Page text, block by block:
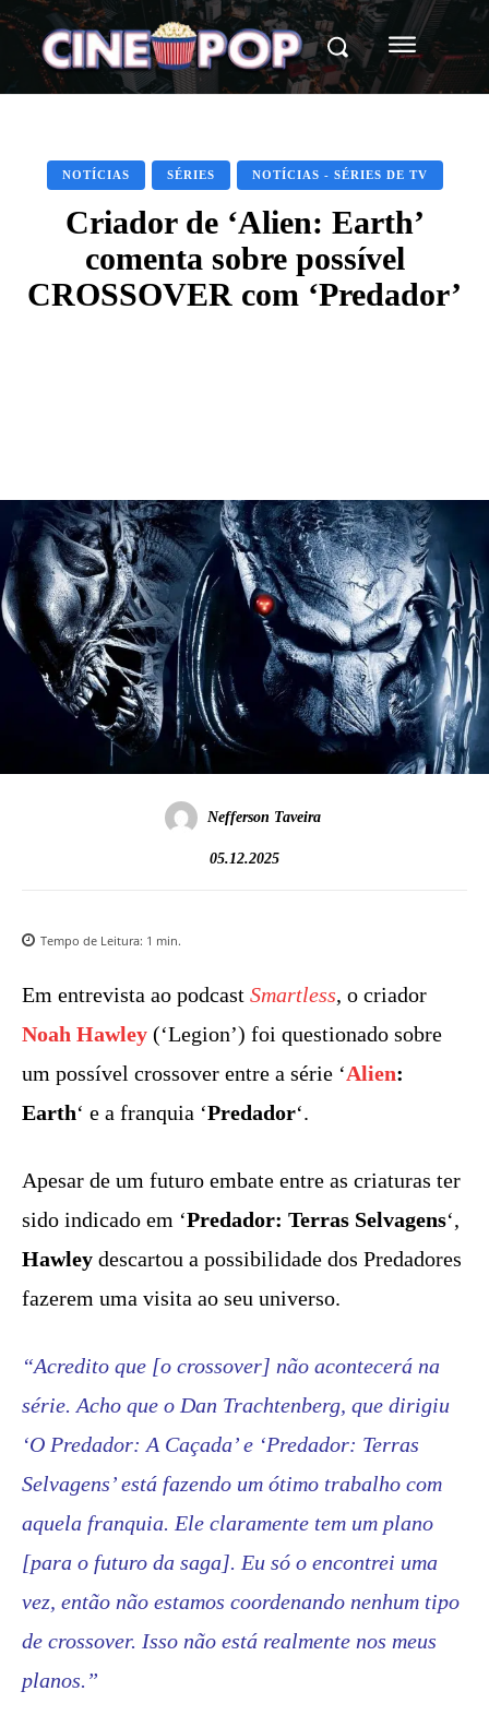
NOTÍCIAS SÉRIES NOTÍCIAS - SÉRIES DE TV
Criador de ‘Alien: Earth’
comenta sobre possível
CROSSOVER com ‘Predador’
Nefferson Taveira
05.12.2025
Tempo de Leitura: 1 min.
Em entrevista ao podcast Smartless, o criador
Noah Hawley (‘Legion’) foi questionado sobre
um possível crossover entre a série ‘Alien:
Earth‘ e a franquia ‘Predador‘.
Apesar de um futuro embate entre as criaturas ter
sido indicado em ‘Predador: Terras Selvagens‘,
Hawley descartou a possibilidade dos Predadores
fazerem uma visita ao seu universo.
“Acredito que [o crossover] não acontecerá na
série. Acho que o Dan Trachtenberg, que dirigiu
‘O Predador: A Caçada’ e ‘Predador: Terras
Selvagens’ está fazendo um ótimo trabalho com
aquela franquia. Ele claramente tem um plano
[para o futuro da saga]. Eu só o encontrei uma
vez, então não estamos coordenando nenhum tipo
de crossover. Isso não está realmente nos meus
planos.”